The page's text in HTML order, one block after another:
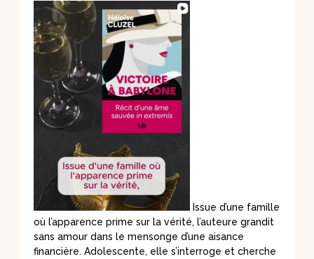
Issue d’une famille
où l’apparence prime sur la vérité, l’auteure grandit
sans amour dans le mensonge d’une aisance
financière. Adolescente, elle s’interroge et cherche